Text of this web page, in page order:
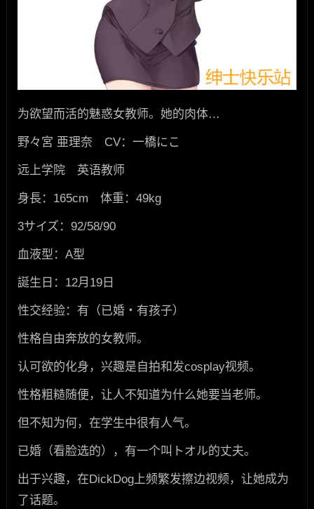
为欲望而活的魅惑女教师。她的肉体…
野々宮 亜理奈 CV：一橋にこ
远上学院 英语教师
身長：165cm 体重：49kg
3サイズ：92/58/90
血液型：A型
誕生日：12月19日
性交经验：有（已婚・有孩子）
性格自由奔放的女教师。
认可欲的化身，兴趣是自拍和发cosplay视频。
性格粗糙随便，让人不知道为什么她要当老师。
但不知为何，在学生中很有人气。
已婚（看脸选的），有一个叫トオル的丈夫。
出于兴趣，在DickDog上频繁发擦边视频，让她成为
了话题。